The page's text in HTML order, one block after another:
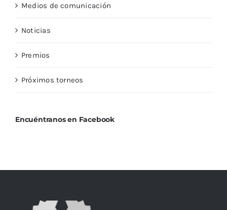
Medios de comunicación
Noticias
Premios
Próximos torneos
Encuéntranos en Facebook